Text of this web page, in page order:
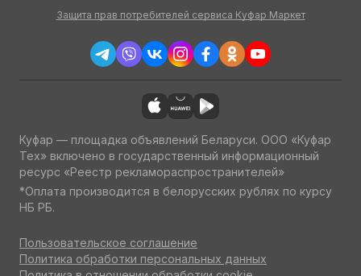
Защита прав потребителей сервиса Куфар Маркет
Куфар — площадка объявлений Беларуси. ООО «Куфар
Тех» включено в государственный информационный
ресурс «Реестр рекламораспространителей»
*Оплата производится в белорусских рублях по курсу
НБ РБ.
Пользовательское соглашение
Политика обработки персональных данных